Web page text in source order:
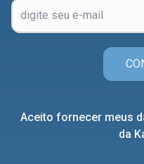
Aceito fornecer meus
da